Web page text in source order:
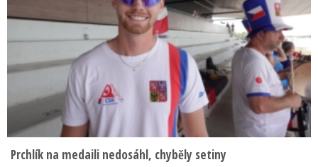
Prchlík na medaili nedosáhl, chyběly setiny